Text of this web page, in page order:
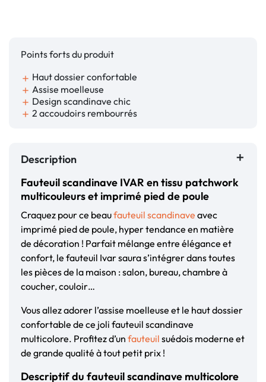
Points forts du produit
add Haut dossier confortable
add Assise moelleuse
add Design scandinave chic
add 2 accoudoirs rembourrés
Description
Fauteuil scandinave IVAR en tissu patchwork
multicouleurs et imprimé pied de poule
Craquez pour ce beaufauteuil scandinave avec
imprimé pied de poule, hyper tendance en matière
de décoration ! Parfait mélange entre élégance et
confort, le fauteuil Ivar saura s’intégrer dans toutes
les pièces de la maison : salon, bureau, chambre à
coucher, couloir…
Vous allez adorer l’assise moelleuse et le haut dossier
confortable de ce joli fauteuil scandinave
multicolore. Profitez d’un fauteuil suédois moderne et
de grande qualité à tout petit prix !
Descriptif du fauteuil scandinave multicolore